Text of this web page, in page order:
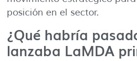
posición en el sector.
¿Qué habría
lanzaba LaMDA